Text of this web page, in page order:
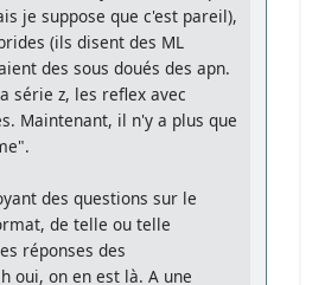
je suppose que c'est pareil),
(ils disent des ML
des sous doués des apn.
série z, les reflex avec
Maintenant, il n'y a plus que
des questions sur le
de telle ou telle
réponses des
oui, on en est là. A une